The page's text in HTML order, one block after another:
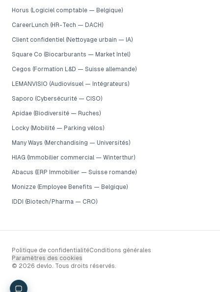
Horus (Logiciel comptable — Belgique)
CareerLunch (HR-Tech — DACH)
Client confidentiel (Nettoyage urbain — IA)
Square Co (Biocarburants — Market Intel)
Cegos (Formation L&D — Suisse allemande)
LEMANVISIO (Audiovisuel — Intégrateurs)
Saporo (Cybersécurité — CISO)
Apidae (Biodiversité — Ruches)
Locky (Mobilité — Parking vélos)
Many Ways (Merchandising — Universités)
HIAG (Immobilier commercial — Winterthur)
Abacus (ERP Immobilier — Suisse romande)
Monizze (Employee Benefits — Belgique)
IDDI (Biotech/Pharma — CRO)
Politique de confidentialitéConditions générales
Paramètres des cookies
© 2026 devlo. Tous droits réservés.